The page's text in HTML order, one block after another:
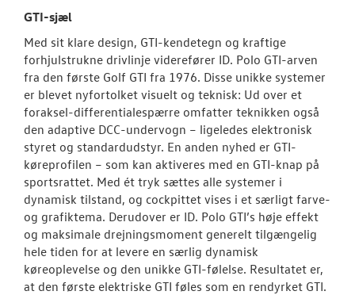
GTI-sjæl
Med sit klare design, GTI-kendetegn og kraftige
forhjulstrukne drivlinje viderefører ID. Polo GTI-arven
fra den første Golf GTI fra 1976. Disse unikke systemer
er blevet nyfortolket visuelt og teknisk: Ud over et
foraksel-differentialespærre omfatter teknikken også
den adaptive DCC-undervogn – ligeledes elektronisk
styret og standardudstyr. En anden nyhed er GTI-
køreprofilen – som kan aktiveres med en GTI-knap på
sportsrattet. Med ét tryk sættes alle systemer i
dynamisk tilstand, og cockpittet vises i et særligt farve-
og grafiktema. Derudover er ID. Polo GTI’s høje effekt
og maksimale drejningsmoment generelt tilgængelig
hele tiden for at levere en særlig dynamisk
køreoplevelse og den unikke GTI-følelse. Resultatet er,
at den første elektriske GTI føles som en rendyrket GTI.